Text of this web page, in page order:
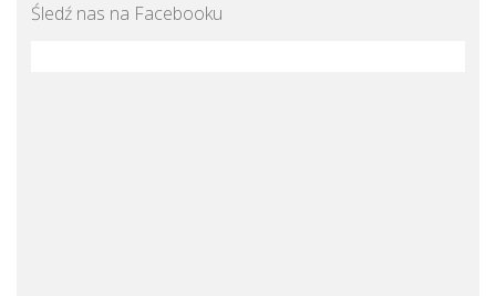
Śledź nas na Facebooku